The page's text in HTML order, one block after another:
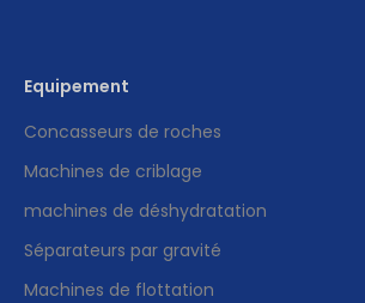
Equipement
Concasseurs de roches
Machines de criblage
machines de déshydratation
Séparateurs par gravité
Machines de flottation